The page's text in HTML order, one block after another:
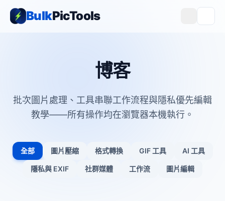
BulkPicTools
博客
批次圖片處理、工具串聯工作流程與隱私優先編輯
教學——所有操作均在瀏覽器本機執行。
全部 圖片壓縮 格式轉換 GIF 工具 AI 工具
隱私與 EXIF 社群媒體 工作流 圖片編輯